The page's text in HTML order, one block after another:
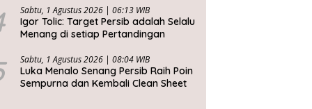
Sabtu, 1 Agustus 2026 | 06:13 WIB
Igor Tolic: Target Persib adalah Selalu
Menang di setiap Pertandingan
Sabtu, 1 Agustus 2026 | 08:04 WIB
Luka Menalo Senang Persib Raih Poin
Sempurna dan Kembali Clean Sheet